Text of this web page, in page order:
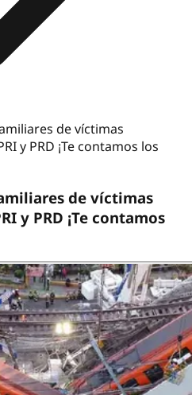
de víctimas
y PRD ¡Te contamos los
de víctimas
y PRD ¡Te contamos